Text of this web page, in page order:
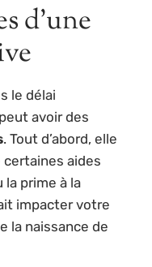
d’une
le délai
avoir des
. Tout d’abord, elle
aides
la prime à la
impacter votre
la naissance de